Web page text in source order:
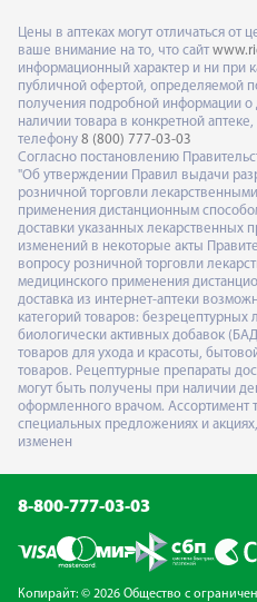
Цены в аптеках могут отличаться от
ваше внимание на то, что сайт
информационный характер и ни при
публичной офертой, определяемой
получения подробной информации о
наличии товара в конкретной
телефону 8 (800) 777-03-03
Согласно постановлению
"Об утверждении Правил выдачи
розничной торговли
применения дистанционным
доставки указанных лекарственных
изменений в некоторые акты
вопросу розничной торговли
медицинского применения
доставка из интернет-аптеки
категорий товаров: безрецептурных
биологически активных добавок
товаров для ухода и красоты,
товаров. Рецептурные препараты
могут быть получены при наличии
оформленного врачом. Ассортимент
специальных предложениях и
изменен
8-800-777-03-03
Копирайт: © 2026 Общество с